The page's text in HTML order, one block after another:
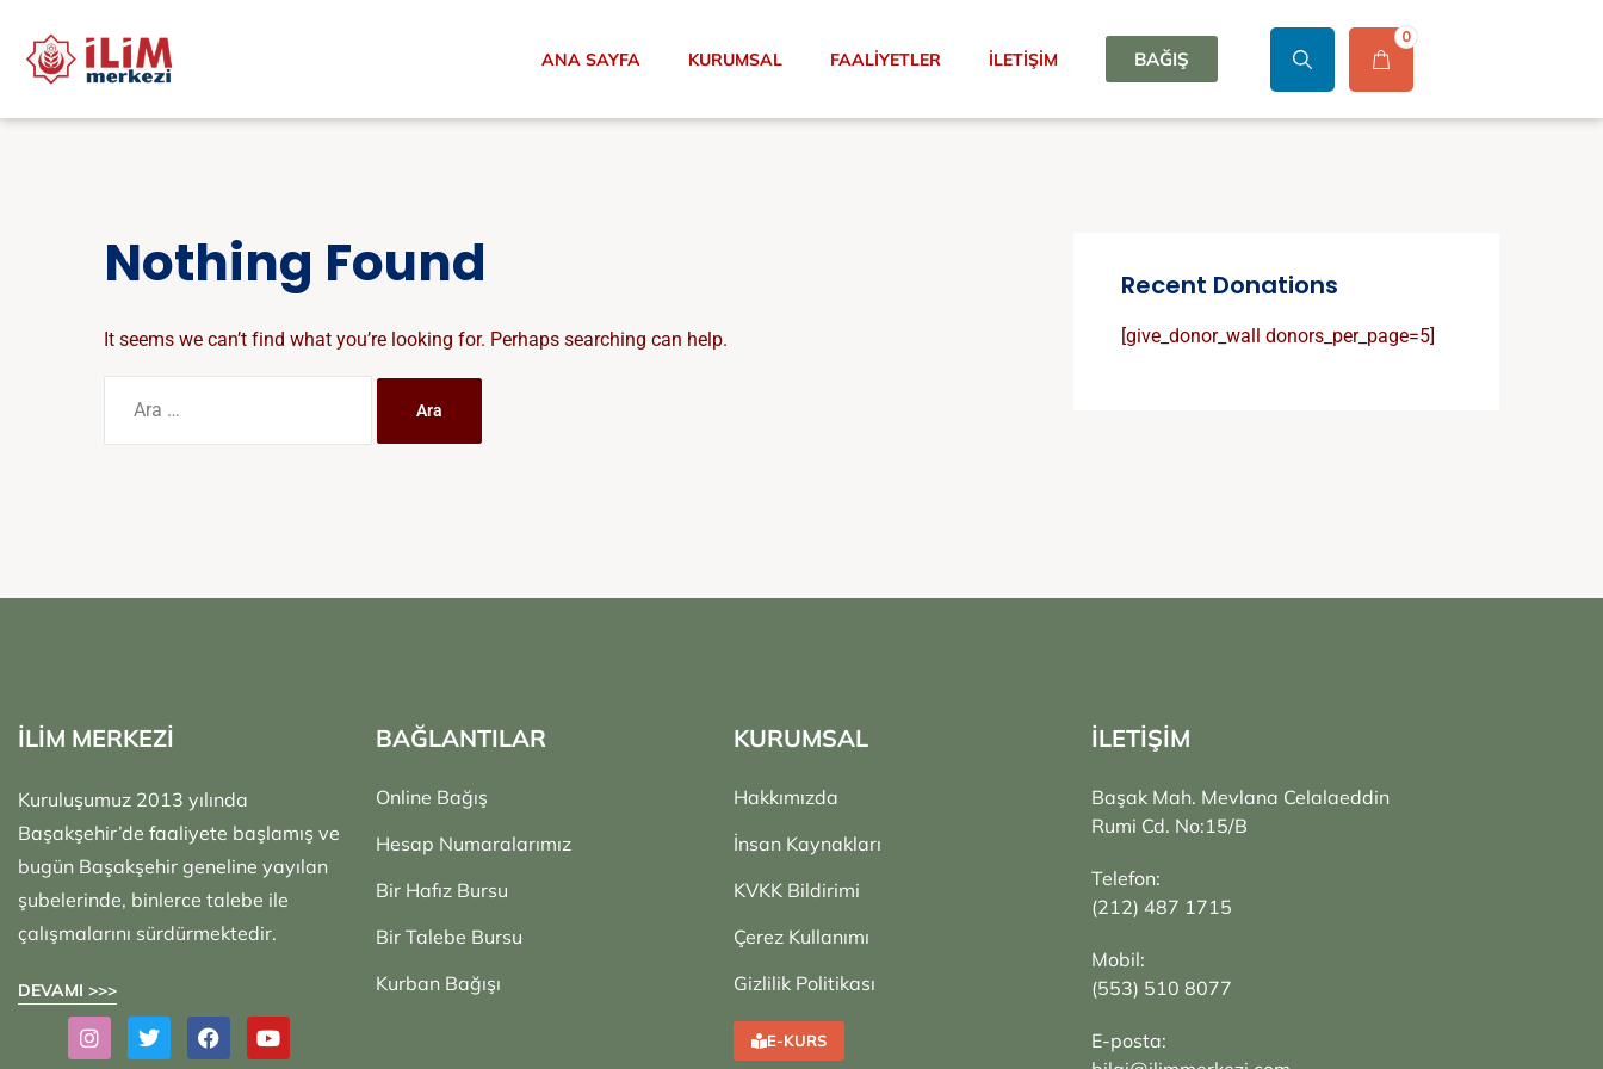
ANA SAYFA KURUMSAL FAALIYETLER İLETIŞIM BAĞIŞ
0
Nothing Found
It seems we can’t find what you’re looking for. Perhaps searching can help.
Recent Donations
[give_donor_wall donors_per_page=5]
İLİM MERKEZİ
Kuruluşumuz 2013 yılında
Başakşehir’de faaliyete başlamış ve
bugün Başakşehir geneline yayılan
şubelerinde, binlerce talebe ile
çalışmalarını sürdürmektedir.
DEVAMI >>>
BAĞLANTILAR
Online Bağış
Hesap Numaralarımız
Bir Hafız Bursu
Bir Talebe Bursu
Kurban Bağışı
KURUMSAL
Hakkımızda
İnsan Kaynakları
KVKK Bildirimi
Çerez Kullanımı
Gizlilik Politikası
E-KURS
İLETİŞİM
Başak Mah. Mevlana Celalaeddin
Rumi Cd. No:15/B
Telefon:
(212) 487 1715
Mobil:
(553) 510 8077
E-posta: